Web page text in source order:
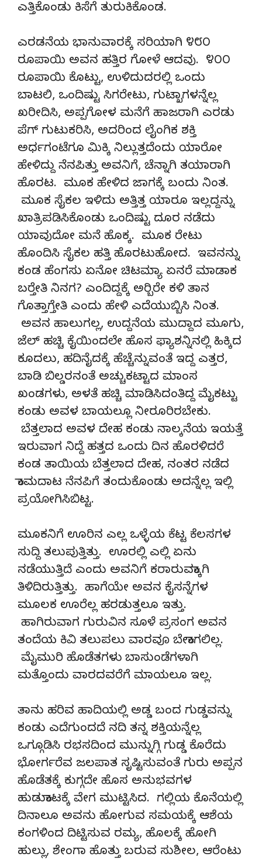
ಎತ್ತಿಕೊಂಡು ಕಿಸೆಗೆ ತುರುಕಿಕೊಂಡ.
ಎರಡನೆಯ ಭಾನುವಾರಕ್ಕೆ ಸರಿಯಾಗಿ ೪೮೦
ರೂಪಾಯಿ ಅವನ ಹತ್ತಿರ ಗೋಳೆ ಆದವು. ೪೦೦
ರೂಪಾಯಿ ಕೊಟ್ಟು, ಉಳಿದುದರಲ್ಲಿ ಒಂದು
ಬಾಟಲಿ, ಒಂದಿಷ್ಟು ಸಿಗರೇಟು, ಗುಟ್ಖಾಗಳನ್ನೆಲ್ಲ
ಖರೀದಿಸಿ, ಅಪ್ಪಗೋಳ ಮನೆಗೆ ಹಾಜರಾಗಿ ಎರಡು
ಪೆಗ್ ಗುಟುಕರಿಸಿ, ಅದರಿಂದ ಲೈಂಗಿಕ ಶಕ್ತಿ
ಅರ್ಧಗಂಟೆಗೂ ಮಿಕ್ಕಿ ನಿಲ್ಲುತ್ತದೆಂದು ಯಾರೋ
ಹೇಳಿದ್ದು ನೆನಪಿತ್ತು ಅವನಿಗೆ, ಚೆನ್ನಾಗಿ ತಯಾರಾಗಿ
ಹೊರಟ. ಮೂಕ ಹೇಳಿದ ಜಾಗಕ್ಕೆ ಬಂದು ನಿಂತ.
ಮೂಕ ಸೈಕಲ ಇಳಿದು ಅತ್ತಿತ್ತ ಯಾರೂ ಇಲ್ಲದ್ದನ್ನು
ಖಾತ್ರಿಪಡಿಸಿಕೊಂಡು ಒಂದಿಷ್ಟು ದೂರ ನಡೆದು
ಯಾವುದೋ ಮನೆ ಹೊಕ್ಕ. ಮೂಕ ರೇಟು
ಹೊಂದಿಸಿ ಸೈಕಲ ಹತ್ತಿ ಹೊರಟುಹೋದ. ಇವನನ್ನು
ಕಂಡ ಹೆಂಗಸು ಏನೋ ಚಿಟಮ್ಯಾ ಏನರೆ ಮಾಡಾಕ
ಬರ್‍ತೇತಿ ನಿನಗ? ಎಂದಿದ್ದಕ್ಕೆ ಅರ್‍ಬಿರೇ ಕಳಿ ತಾನ
ಗೊತ್ತಾಗ್ತೇತಿ ಎಂದು ಹೇಳಿ ಎದೆಯುಬ್ಬಿಸಿ ನಿಂತ.
ಅವನ ಹಾಲುಗಲ್ಲ, ಉದ್ದನೆಯ ಮುದ್ದಾದ ಮೂಗು,
ಜೆಲ್ ಹಚ್ಚಿ ಕೈಯಿಂದಲೇ ಹೊಸ ಫ್ಯಾಶನ್ನಿನಲ್ಲಿ ಹಿಕ್ಕಿದ
ಕೂದಲು, ಹದಿನೈದಕ್ಕೆ ಹೆಚ್ಚೆನ್ನುವಂತೆ ಇದ್ದ ಎತ್ತರ,
ಬಾಡಿ ಬಿಲ್ಡರನಂತೆ ಅಚ್ಚುಕಟ್ಟಾದ ಮಾಂಸ
ಖಂಡಗಳು, ಅಳತೆ ಹಚ್ಚಿ ಮಾಡಿಸಿದಂತಿದ್ದ ಮೈಕಟ್ಟು
ಕಂಡು ಅವಳ ಬಾಯಲ್ಲೂ ನೀರೂರಿರಬೇಕು.
ಬೆತ್ತಲಾದ ಅವಳ ದೇಹ ಕಂಡು ನಾಲ್ಕನೆಯ ಇಯತ್ತೆ
ಇರುವಾಗ ನಿದ್ದೆ ಹತ್ತದ ಒಂದು ದಿನ ಹೊರಳಿದರೆ
ಕಂಡ ತಾಯಿಯ ಬೆತ್ತಲಾದ ದೇಹ, ನಂತರ ನಡೆದ
ಕಾಮದಾಟ ನೆನಪಿಗೆ ತಂದುಕೊಂಡು ಅದನ್ನೆಲ್ಲ ಇಲ್ಲಿ
ಪ್ರಯೋಗಿಸಿಬಿಟ್ಟ.
ಮೂಕನಿಗೆ ಊರಿನ ಎಲ್ಲ ಒಳ್ಳೆಯ ಕೆಟ್ಟ ಕೆಲಸಗಳ
ಸುದ್ದಿ ತಲುಪುತ್ತಿತ್ತು. ಊರಲ್ಲಿ ಎಲ್ಲಿ ಏನು
ನಡೆಯುತ್ತಿದೆ ಎಂದು ಅವನಿಗೆ ಕರಾರುವಕ್ಕಾಗಿ
ತಿಳಿದಿರುತ್ತಿತ್ತು. ಹಾಗೆಯೇ ಅವನ ಕೈಸನ್ನೆಗಳ
ಮೂಲಕ ಊರೆಲ್ಲ ಹರಡುತ್ತಲೂ ಇತ್ತು.
ಹಾಗಿರುವಾಗ ಗುರುವಿನ ಸೂಳೆ ಪ್ರಸಂಗ ಅವನ
ತಂದೆಯ ಕಿವಿ ತಲುಪಲು ವಾರವೂ ಬೇಕಾಗಲಿಲ್ಲ.
ಮೈಮುರಿ ಹೊಡೆತಗಳು ಬಾಸುಂಡೆಗಳಾಗಿ
ಮತ್ತೊಂದು ವಾರದವರೆಗೆ ಮಾಯಲೂ ಇಲ್ಲ.
ತಾನು ಹರಿವ ಹಾದಿಯಲ್ಲಿ ಅಡ್ಡ ಬಂದ ಗುಡ್ಡವನ್ನು
ಕಂಡು ಎದೆಗುಂದದೆ ನದಿ ತನ್ನ ಶಕ್ತಿಯನ್ನೆಲ್ಲ
ಒಗ್ಗೂಡಿಸಿ ರಭಸದಿಂದ ಮುನ್ನುಗ್ಗಿ ಗುಡ್ಡ ಕೊರೆದು
ಭೋರ್ಗರೆವ ಜಲಪಾತ ಸೃಷ್ಟಿಸುವಂತೆ ಗುರು ಅಪ್ಪನ
ಹೊಡೆತಕ್ಕೆ ಕುಗ್ಗದೇ ಹೊಸ ಅನುಭವಗಳ
ಹುಡುಕಾಟಕ್ಕೆ ವೇಗ ಮುಟ್ಟಿಸಿದ. ಗಲ್ಲಿಯ ಕೊನೆಯಲ್ಲಿ
ದಿನಾಲೂ ಅವನು ಹೋಗುವ ಸಮಯಕ್ಕೆ ಆಶೆಯ
ಕಂಗಳಿಂದ ದಿಟ್ಟಿಸುವ ರಮ್ಯ, ಹೊಲಕ್ಕೆ ಹೋಗಿ
ಹುಲ್ಲು, ಶೇಂಗಾ ಹೊತ್ತು ಬರುವ ಸುಶೀಲ, ಆರೆಂಟು